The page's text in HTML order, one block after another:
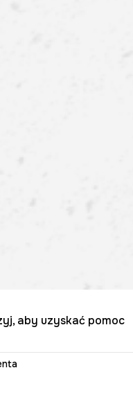
aby uzyskać pomoc